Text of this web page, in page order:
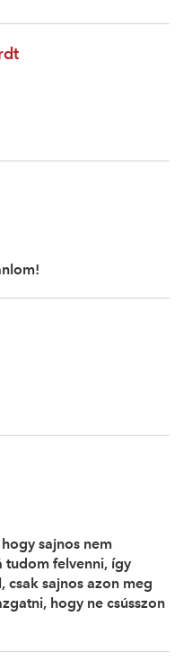
sajnos nem
tudom felvenni, így
csak sajnos azon meg
hogy ne csússzon